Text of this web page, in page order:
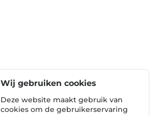
Wij gebruiken cookies
Deze website maakt gebruik van
cookies om de gebruikerservaring